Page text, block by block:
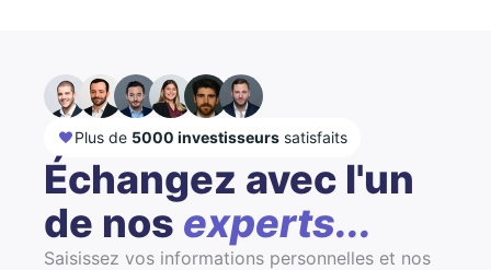
Plus de 5000 investisseurs satisfaits
Échangez avec l'un
de nos experts...
Saisissez vos informations personnelles et nos